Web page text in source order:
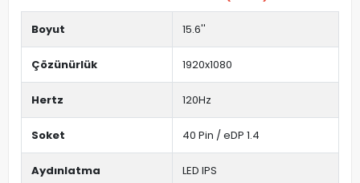
Boyut 15.6''
Çözünürlük 1920x1080
Hertz 120Hz
Soket 40 Pin / eDP 1.4
Aydınlatma LED IPS